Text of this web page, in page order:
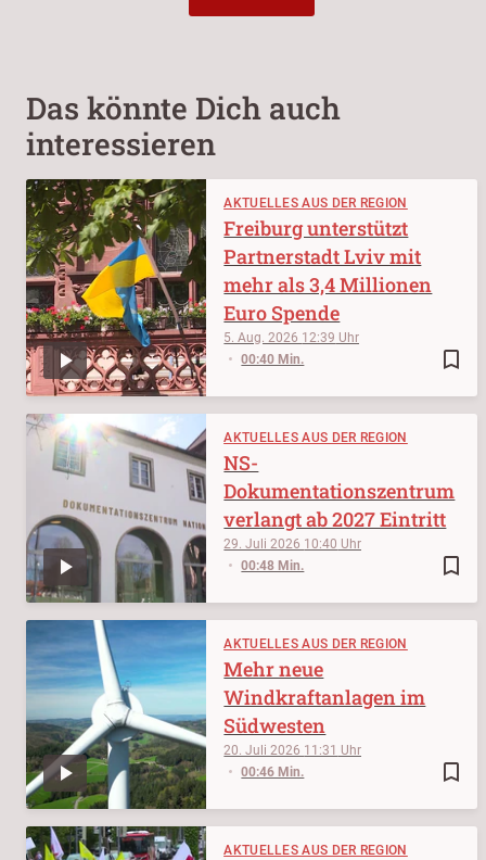
Das könnte Dich auch
interessieren
AKTUELLES AUS DER REGION
bookmark_border
5. Aug. 2026 12:39
00:40 Min.
Freiburg unterstützt
Partnerstadt Lviv mit
mehr als 3,4 Millionen
Euro Spende
AKTUELLES AUS DER REGION
bookmark_border
29. Juli 2026 10:40
00:48 Min.
NS-
Dokumentationszentrum
verlangt ab 2027 Eintritt
AKTUELLES AUS DER REGION
bookmark_border
20. Juli 2026 11:31
00:46 Min.
Mehr neue
Windkraftanlagen im
Südwesten
AKTUELLES AUS DER REGION